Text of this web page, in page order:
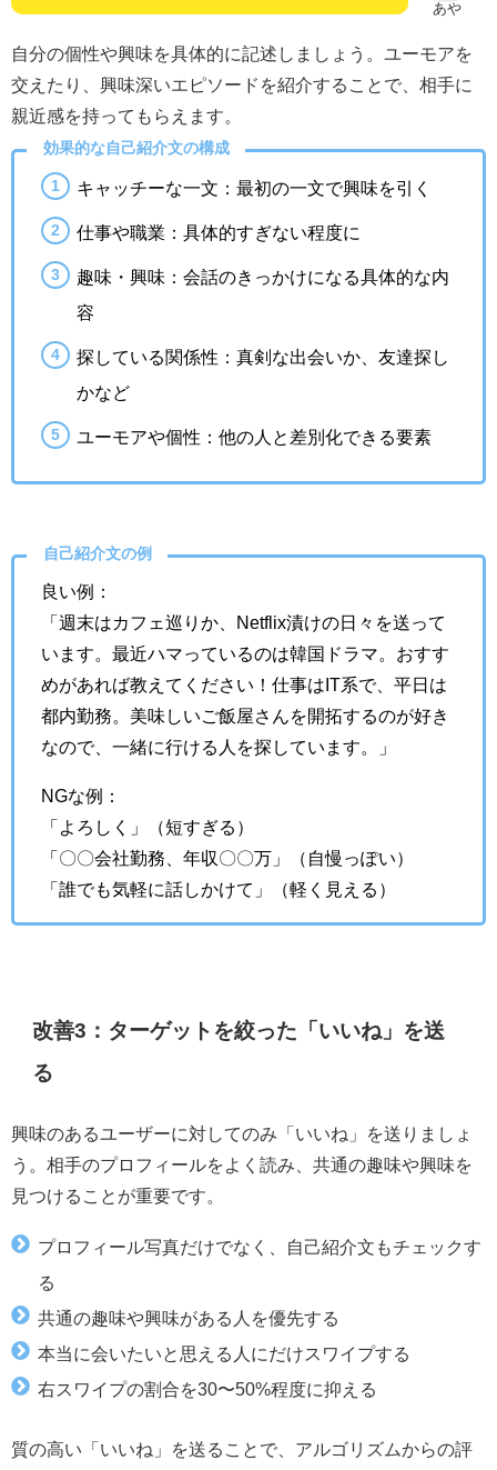
あや
自分の個性や興味を具体的に記述しましょう。ユーモアを
交えたり、興味深いエピソードを紹介することで、相手に
親近感を持ってもらえます。
効果的な自己紹介文の構成
キャッチーな一文：最初の一文で興味を引く
仕事や職業：具体的すぎない程度に
趣味・興味：会話のきっかけになる具体的な内
容
探している関係性：真剣な出会いか、友達探し
かなど
ユーモアや個性：他の人と差別化できる要素
自己紹介文の例
良い例：
「週末はカフェ巡りか、Netflix漬けの日々を送って
います。最近ハマっているのは韓国ドラマ。おすす
めがあれば教えてください！仕事はIT系で、平日は
都内勤務。美味しいご飯屋さんを開拓するのが好き
なので、一緒に行ける人を探しています。」
NGな例：
「よろしく」（短すぎる）
「〇〇会社勤務、年収〇〇万」（自慢っぽい）
「誰でも気軽に話しかけて」（軽く見える）
改善3：ターゲットを絞った「いいね」を送
る
興味のあるユーザーに対してのみ「いいね」を送りましょ
う。相手のプロフィールをよく読み、共通の趣味や興味を
見つけることが重要です。
プロフィール写真だけでなく、自己紹介文もチェックす
る
共通の趣味や興味がある人を優先する
本当に会いたいと思える人にだけスワイプする
右スワイプの割合を30〜50%程度に抑える
質の高い「いいね」を送ることで、アルゴリズムからの評